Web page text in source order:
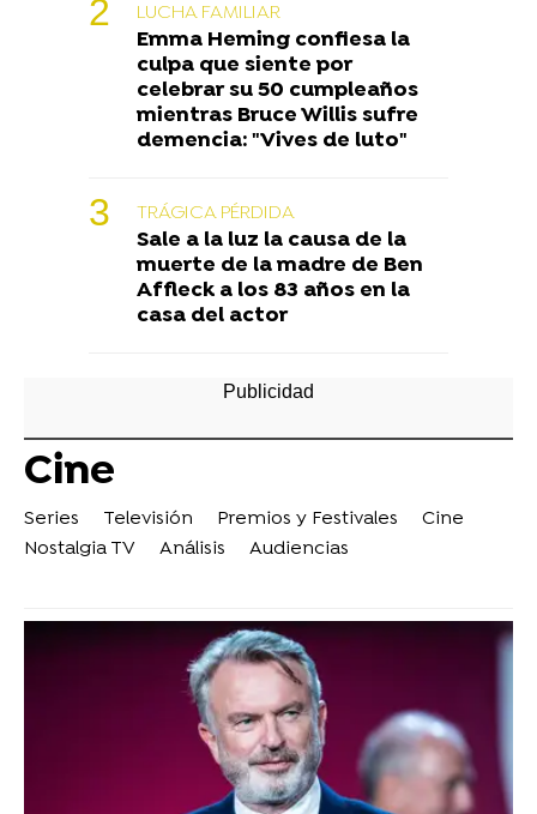
LUCHA FAMILIAR
Emma Heming confiesa la
culpa que siente por
celebrar su 50 cumpleaños
mientras Bruce Willis sufre
demencia: "Vives de luto"
TRÁGICA PÉRDIDA
Sale a la luz la causa de la
muerte de la madre de Ben
Affleck a los 83 años en la
casa del actor
Cine
Series Televisión Premios y Festivales
Cine
Nostalgia TV
Análisis Audiencias